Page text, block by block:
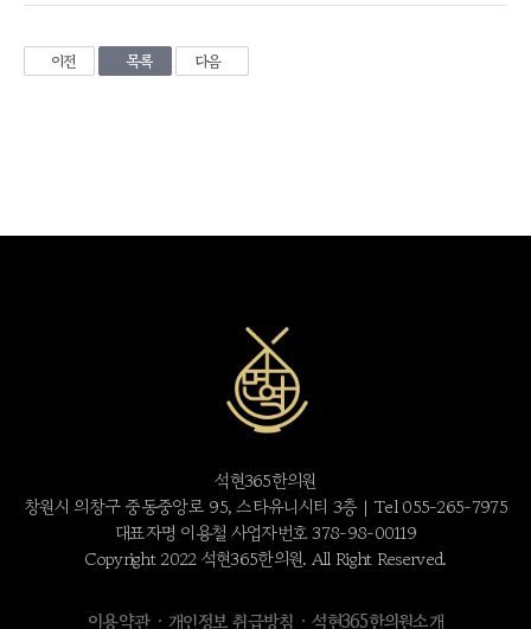
이전 목록 다음
석현365한의원
창원시 의창구 중동중앙로 95, 스타유니시티 3층 | Tel 055-265-7975
대표자명 이용철 사업자번호 378-98-00119
Copyright 2022 석현365한의원. All Right Reserved.
이용약관· 개인정보 취급방침 ·석현365한의원소개